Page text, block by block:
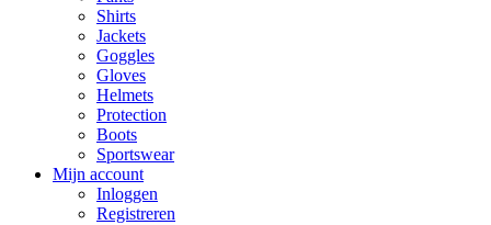
Shirts
Jackets
Goggles
Gloves
Helmets
Protection
Boots
Sportswear
Mijn account
Inloggen
Registreren